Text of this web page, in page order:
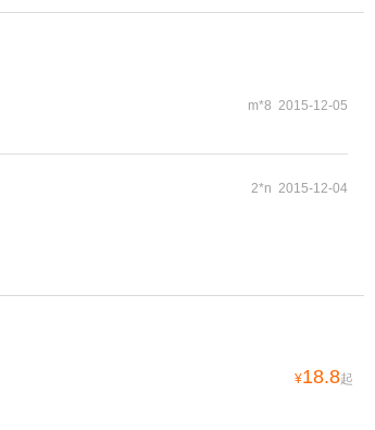
m*8 2015-12-05
2*n 2015-12-04
¥18.8起